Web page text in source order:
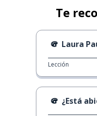
Te
Laura
Lección
¿Está